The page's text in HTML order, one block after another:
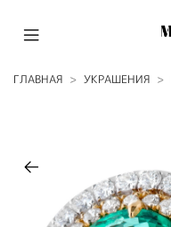
ГЛАВНАЯ УКРАШЕНИЯ